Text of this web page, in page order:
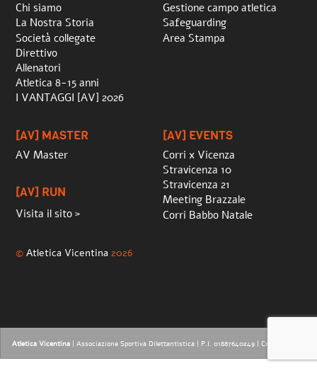
Chi siamo
La Nostra Storia
Società collegate
Direttivo
Allenatori
Atletica 8-15 anni
I VANTAGGI [AV] 2026
Gestione campo atletica
Safeguarding
Area Stampa
[AV] MASTER
AV Master
[AV] RUN
Visita il sito >
[AV] EVENTS
Corri x Vicenza
Stravicenza 10
Stravicenza 21
Meeting Brazzale
Corri Babbo Natale
©Atletica Vicentina 2026
Atletica Vicentina | Associazione Sportiva Dilettantistica | P.I. 01887640249 | Credits